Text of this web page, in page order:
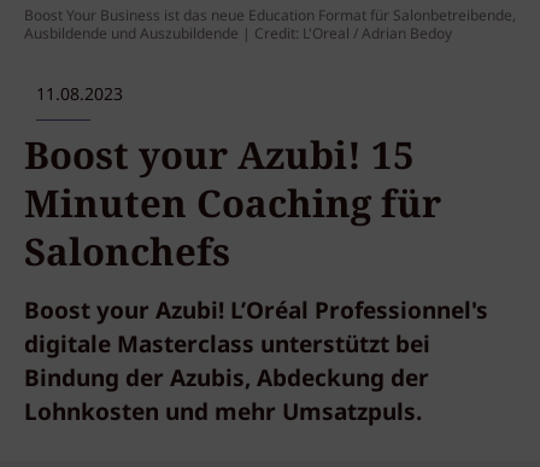
Boost Your Business ist das neue Education Format für Salonbetreibende,
Ausbildende und Auszubildende | Credit: L'Oreal / Adrian Bedoy
11.08.2023
Boost your Azubi! 15
Minuten Coaching für
Salonchefs
Boost your Azubi! L’Oréal Professionnel's
digitale Masterclass unterstützt bei
Bindung der Azubis, Abdeckung der
Lohnkosten und mehr Umsatzpuls.